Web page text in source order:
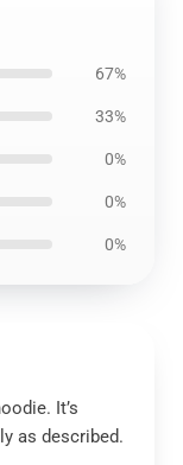
67%
33%
0%
0%
0%
It’s
as described.